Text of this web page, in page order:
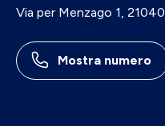
Via per Menzago 1, 21040
Mostra numero